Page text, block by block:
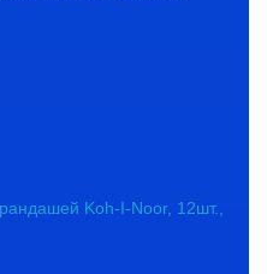
Koh-I-Noor, 12шт.,